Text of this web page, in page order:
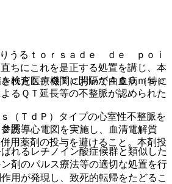
れた医療機関において白血病（特に
（ＴｄＰ）タイプの心室性不整脈を
誘導心電図を実施し、血清電解質
用薬剤の投与を避けること。本剤投
が発現し、致死的転帰をたどるこ
りうるｔｏｒｓａｄｅ ｄｅ ｐｏｉ
ちにこれを是正する処置を講じ、本
検査し、ＱＴｃ間隔が４６０ｍｓｅ
るＱＴ延長等の不整脈が認められた
照〕。
れるレチノイン酸症候群と類似した
剤のパルス療法等の適切な処置を行